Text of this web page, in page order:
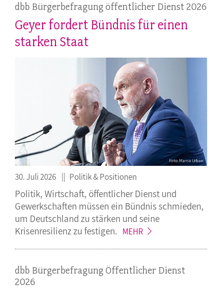
dbb Bürgerbefragung öffentlicher Dienst 2026
Geyer fordert Bündnis für einen
starken Staat
30. Juli 2026 Politik & Positionen
Politik, Wirtschaft, öffentlicher Dienst und
Gewerkschaften müssen ein Bündnis schmieden,
um Deutschland zu stärken und seine
Krisenresilienz zu festigen. MEHR
dbb Bürgerbefragung Öffentlicher Dienst
2026